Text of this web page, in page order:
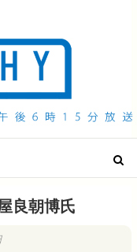
良朝博氏